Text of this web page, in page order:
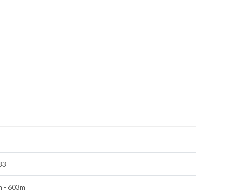
- 603m